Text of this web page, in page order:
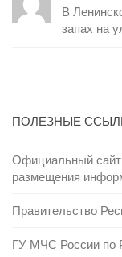
В
запах на
ПОЛЕЗНЫЕ
Официальный сайт
размещения
Правительство
ГУ МЧС России по